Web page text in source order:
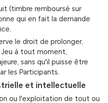
(timbre remboursé sur
qui en fait la demande
le droit de prolonger,
à tout moment,
sans qu'il puisse être
les Participants.
et intellectuelle
ou l'exploitation de tout ou